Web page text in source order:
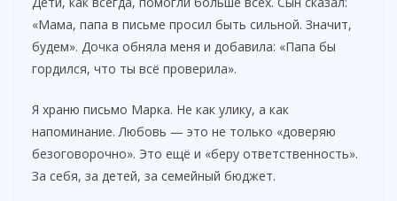
«Мама, папа в письме просил быть сильной. Значит,
будем». Дочка обняла меня и добавила: «Папа бы
гордился, что ты всё проверила».
Я храню письмо Марка. Не как улику, а как
напоминание. Любовь — это не только «доверяю
безоговорочно». Это ещё и «беру ответственность».
За себя, за детей, за семейный бюджет.